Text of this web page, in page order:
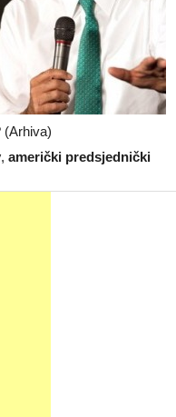
(Arhiva)
, američki predsjednički